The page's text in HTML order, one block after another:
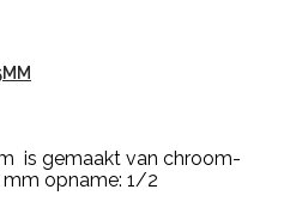
is gemaakt van chroom-
mm opname: 1/2